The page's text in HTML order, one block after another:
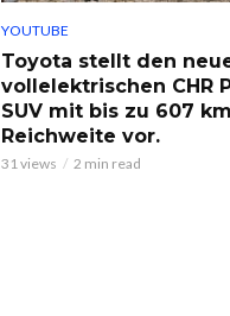
YOUTUBE
Toyota stellt den
vollelektrischen CHR
SUV mit bis zu 607 km
Reichweite vor.
31 views 2 min read